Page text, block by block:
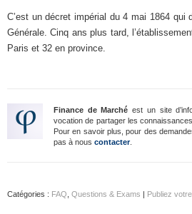
C’est un décret impérial du 4 mai 1864 qui
Générale. Cinq ans plus tard,
Paris et 32 en province.
Finance de Marché est un site
vocation de partager les
Pour en savoir plus, pour des
pas à nous contacter.
Catégories : FAQ Questions & Exams | Publiez